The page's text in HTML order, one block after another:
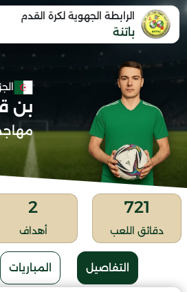
الرابطة الجهوية لكرة القدم
باتنة
بن
721
دقائق اللعب
2
أهداف
التفاصيل المباريات